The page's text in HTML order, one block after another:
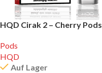
HQD Cirak 2 – Cherry Pods
Pods
HQD
Auf Lager